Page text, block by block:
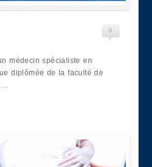
0
médecin spécialiste en
diplômée de la faculté de
…